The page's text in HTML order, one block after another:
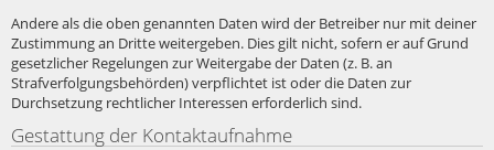
Andere als die oben genannten Daten wird der Betreiber nur mit deiner
Zustimmung an Dritte weitergeben. Dies gilt nicht, sofern er auf Grund
gesetzlicher Regelungen zur Weitergabe der Daten (z. B. an
Strafverfolgungsbehörden) verpflichtet ist oder die Daten zur
Durchsetzung rechtlicher Interessen erforderlich sind.
Gestattung der Kontaktaufnahme